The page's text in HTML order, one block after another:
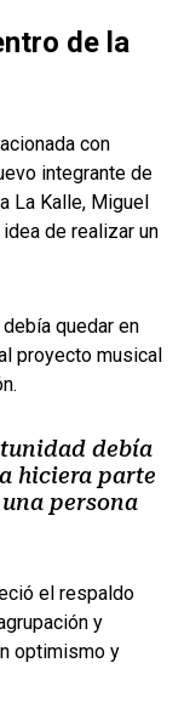
de la
con
integrante de
La Kalle, Miguel
de realizar un
quedar en
proyecto musical
debía
hiciera parte
persona
el respaldo
y
optimismo y